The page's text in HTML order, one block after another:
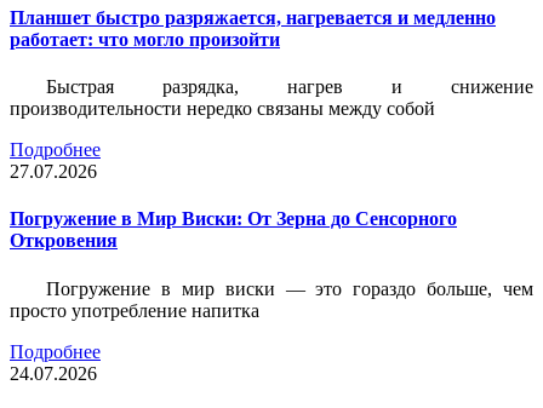
Планшет быстро разряжается, нагревается и медленно
работает: что могло произойти
Быстрая разрядка, нагрев и снижение
производительности нередко связаны между собой
Подробнее
27.07.2026
Погружение в Мир Виски: От Зерна до Сенсорного
Откровения
Погружение в мир виски — это гораздо больше, чем
просто употребление напитка
Подробнее
24.07.2026